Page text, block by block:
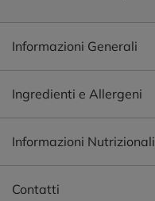
Informazioni Generali
Ingredienti e Allergeni
Informazioni Nutrizionali
Contatti